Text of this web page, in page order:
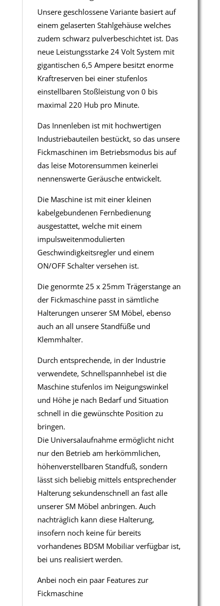
Unsere geschlossene Variante basiert auf
einem gelaserten Stahlgehäuse welches
zudem schwarz pulverbeschichtet ist. Das
neue Leistungsstarke 24 Volt System mit
gigantischen 6,5 Ampere besitzt enorme
Kraftreserven bei einer stufenlos
einstellbaren Stoßleistung von 0 bis
maximal 220 Hub pro Minute.
Das Innenleben ist mit hochwertigen
Industriebauteilen bestückt, so das unsere
Fickmaschinen im Betriebsmodus bis auf
das leise Motorensummen keinerlei
nennenswerte Geräusche entwickelt.
Die Maschine ist mit einer kleinen
kabelgebundenen Fernbedienung
ausgestattet, welche mit einem
impulsweitenmodulierten
Geschwindigkeitsregler und einem
ON/OFF Schalter versehen ist.
Die genormte 25 x 25mm Trägerstange an
der Fickmaschine passt in sämtliche
Halterungen unserer SM Möbel, ebenso
auch an all unsere Standfüße und
Klemmhalter.
Durch entsprechende, in der Industrie
verwendete, Schnellspannhebel ist die
Maschine stufenlos im Neigungswinkel
und Höhe je nach Bedarf und Situation
schnell in die gewünschte Position zu
bringen.
Die Universalaufnahme ermöglicht nicht
nur den Betrieb am herkömmlichen,
höhenverstellbaren Standfuß, sondern
lässt sich beliebig mittels entsprechender
Halterung sekundenschnell an fast alle
unserer SM Möbel anbringen. Auch
nachträglich kann diese Halterung,
insofern noch keine für bereits
vorhandenes BDSM Mobiliar verfügbar ist,
bei uns realisiert werden.
Anbei noch ein paar Features zur
Fickmaschine